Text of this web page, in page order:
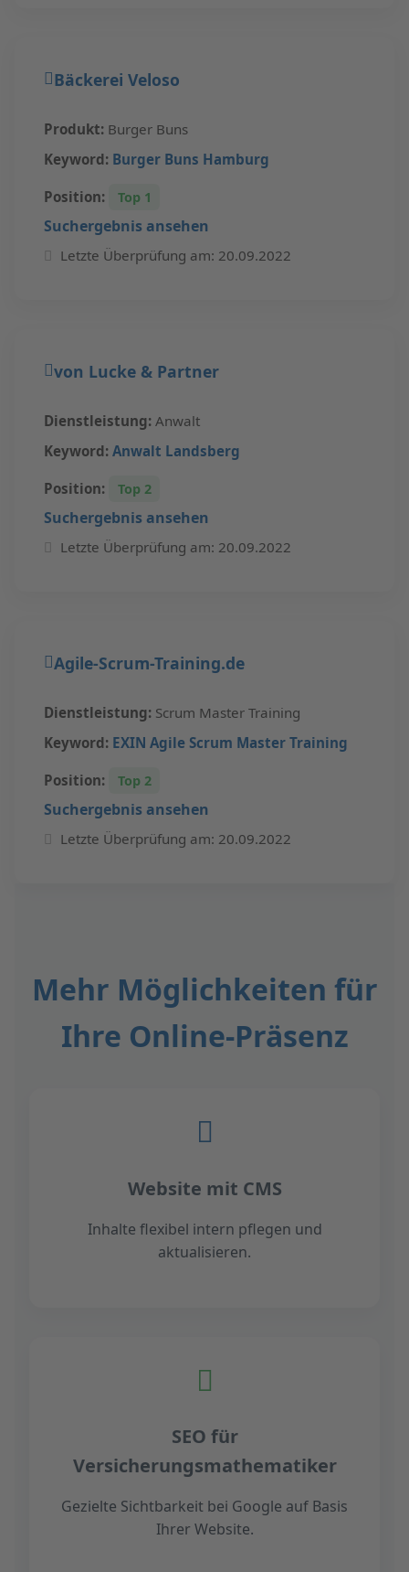
Bäckerei Veloso
Produkt: Burger Buns
Keyword: Burger Buns Hamburg
Position: Top 1
Suchergebnis ansehen
Letzte Überprüfung am: 20.09.2022
von Lucke & Partner
Dienstleistung: Anwalt
Keyword: Anwalt Landsberg
Position: Top 2
Suchergebnis ansehen
Letzte Überprüfung am: 20.09.2022
Agile-Scrum-Training.de
Dienstleistung: Scrum Master Training
Keyword: EXIN Agile Scrum Master Training
Position: Top 2
Suchergebnis ansehen
Letzte Überprüfung am: 20.09.2022
Mehr Möglichkeiten für
Ihre Online-Präsenz
Website mit CMS
Inhalte flexibel intern pflegen und
aktualisieren.
SEO für
Versicherungsmathematiker
Gezielte Sichtbarkeit bei Google auf Basis
Ihrer Website.